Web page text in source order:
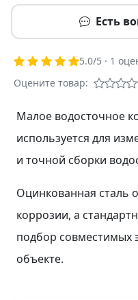
Есть
5.0/5 · 1
Оцените товар:
Малое водосточное
используется для
и точной сборки
Оцинкованная сталь
коррозии, а
подбор совместимых
объекте.